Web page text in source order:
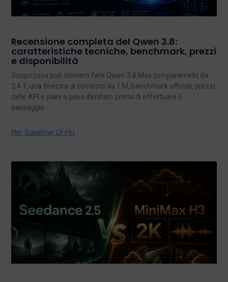
Recensione completa del Qwen 3.8:
caratteristiche tecniche, benchmark, prezzi
e disponibilità
Scopri cosa può davvero fare Qwen 3.8 Max con parametri da
2,4 T, una finestra di contesto da 1 M, benchmark ufficiali, prezzi
delle API e piani a peso illimitato prima di effettuare il
passaggio.
Per Saperne Di Più